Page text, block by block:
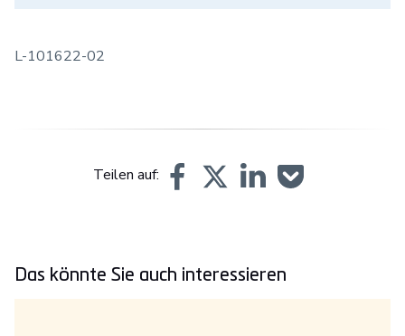
L-101622-02
Teilen auf:
Das könnte Sie auch interessieren